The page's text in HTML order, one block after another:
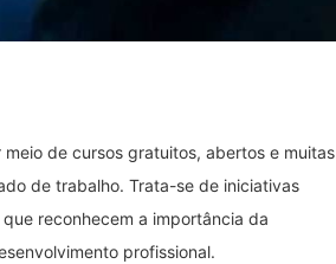
de cursos gratuitos, abertos e muitas
de trabalho. Trata-se de iniciativas
reconhecem a importância da
profissional.